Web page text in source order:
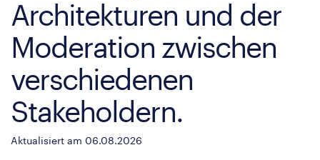
Architekturen und der
Moderation zwischen
verschiedenen
Stakeholdern.
Aktualisiert am 06.08.2026